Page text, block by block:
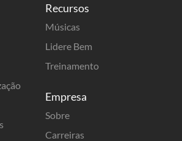
Recursos
Músicas
Lidere Bem
Treinamento
Empresa
Sobre
Carreiras